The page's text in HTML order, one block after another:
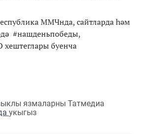
ММЧнда, сайтларда һәм
#нашденьпобеды,
буенча
язмаларны Татмедиа
укыгыз